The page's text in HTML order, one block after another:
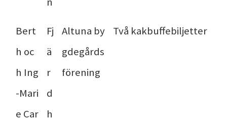
Bert
h oc
h Ing
-Mari
e Car
Fj
ä
r
d
h
Altuna by
gdegårds
förening
Två kakbuffebiljetter